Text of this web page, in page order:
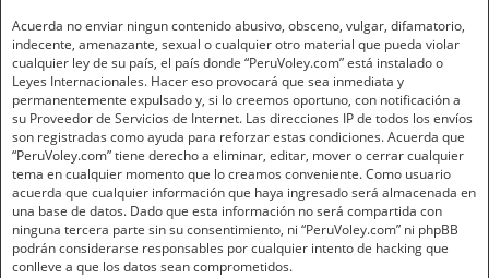
Acuerda no enviar ningun contenido abusivo, obsceno, vulgar, difamatorio,
indecente, amenazante, sexual o cualquier otro material que pueda violar
cualquier ley de su país, el país donde “PeruVoley.com” está instalado o
Leyes Internacionales. Hacer eso provocará que sea inmediata y
permanentemente expulsado y, si lo creemos oportuno, con notificación a
su Proveedor de Servicios de Internet. Las direcciones IP de todos los envíos
son registradas como ayuda para reforzar estas condiciones. Acuerda que
“PeruVoley.com” tiene derecho a eliminar, editar, mover o cerrar cualquier
tema en cualquier momento que lo creamos conveniente. Como usuario
acuerda que cualquier información que haya ingresado será almacenada en
una base de datos. Dado que esta información no será compartida con
ninguna tercera parte sin su consentimiento, ni “PeruVoley.com” ni phpBB
podrán considerarse responsables por cualquier intento de hacking que
conlleve a que los datos sean comprometidos.